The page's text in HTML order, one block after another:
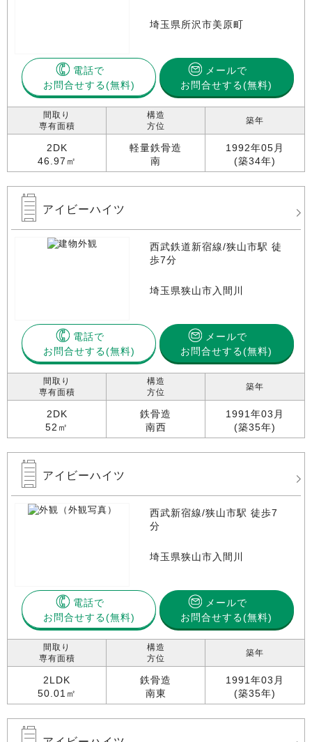
埼玉県所沢市美原町
電話で
お問合せする
メールで
お問合せする(無料)
間取り
専有面積
2DK
46.97㎡
構造
方位
軽量鉄骨造
南
築年
1992年05月
(築34年)
アイビーハイツ
西武鉄道新宿線/狭山市駅 徒
歩7分
埼玉県狭山市入間川
電話で
お問合せする
メールで
お問合せする(無料)
間取り
専有面積
2DK
52㎡
構造
方位
鉄骨造
南西
築年
1991年03月
(築35年)
アイビーハイツ
西武新宿線/狭山市駅 徒歩7
分
埼玉県狭山市入間川
電話で
お問合せする
メールで
お問合せする(無料)
間取り
専有面積
2LDK
50.01㎡
構造
方位
鉄骨造
南東
築年
1991年03月
(築35年)